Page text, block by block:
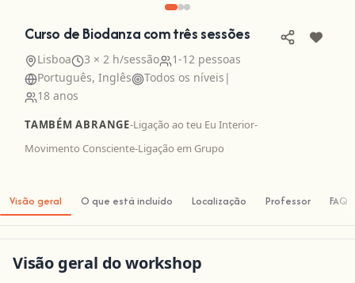
Curso de Biodanza com três sessões
Lisboa 3 × 2 h/sessão
1-12 pessoas
Português, Inglês
Todos os níveis |
18 anos
TAMBÉM ABRANGE-Ligação ao teu Eu Interior-
Movimento Consciente-Ligação em Grupo
Visão geral O que está incluído Localização Professor FAQ
Visão geral do workshop